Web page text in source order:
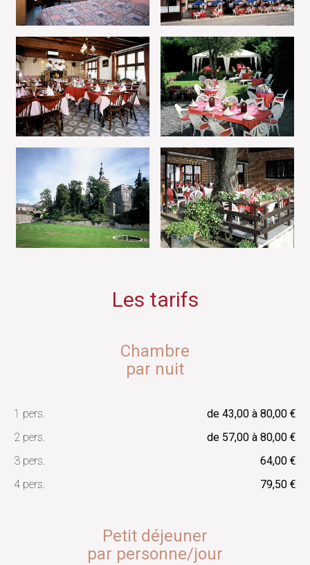
Les tarifs
Chambre
par nuit
1 pers.
de 43,00 à 80,00 €
2 pers.
de 57,00 à 80,00 €
3 pers.
64,00 €
4 pers.
79,50 €
Petit déjeuner
par personne/jour